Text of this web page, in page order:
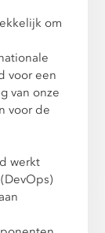
om
voor een
van onze
voor de
werkt